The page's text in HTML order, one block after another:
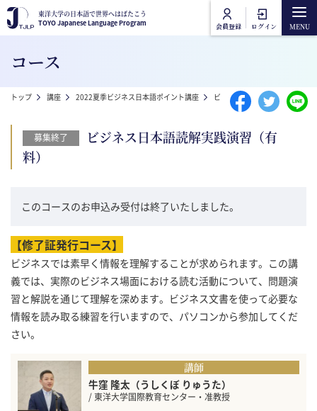
メインコンテンツに移動
東洋大学の日本語で世界へはばたこう
TOYO Japanese Language Program
会員登録 ログイン
東洋大学の日本語で世界へはばたこう
TOYO Japanese Language Program
Main navigation
東洋大学日本語講座
オンライン受講方法
お問合せ
コース
パンくず
トップ 講座 2022夏季ビジネス日本語ポイント講座 ビジネス日本語読解実践演習（
募集終了
ビジネス日本語読解実践演習（有
料）
このコースのお申込み受付は終了いたしました。
【修了証発行コース】
ビジネスでは素早く情報を理解することが求められます。この講
義では、実際のビジネス場面における読む活動について、問題演
習と解説を通じて理解を深めます。ビジネス文書を使って必要な
情報を読み取る練習を行いますので、パソコンから参加してくだ
さい。
講師
牛窪 隆太（うしくぼ りゅうた）
/ 東洋大学国際教育センター・准教授